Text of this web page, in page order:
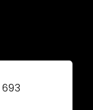
693